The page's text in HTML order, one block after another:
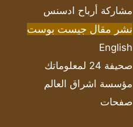
مشاركة أرباح ادسنس
نشر مقال جيست بوست
English
صحيفة 24 لمعلوماتك
مؤسسة اشراق العالم
صفحات